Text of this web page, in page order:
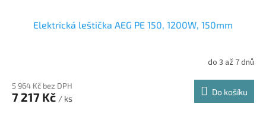
Elektrická leštička AEG PE 150, 1200W, 150mm
do 3 až 7 dnů
5 964 Kč bez DPH
7 217 Kč / ks
Do košíku